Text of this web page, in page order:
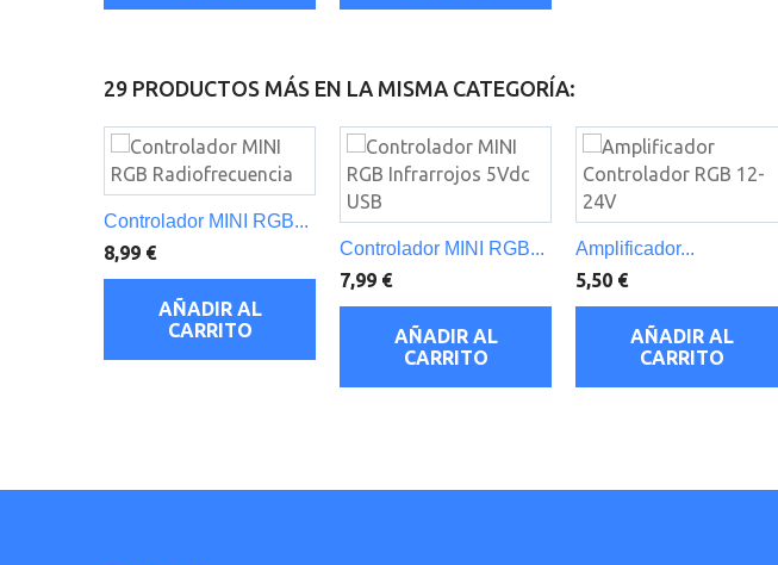
29 PRODUCTOS MÁS EN LA MISMA CATEGORÍA:
Controlador MINI RGB...
8,99 €
AÑADIR AL
CARRITO
Controlador MINI RGB...
7,99 €
AÑADIR AL
CARRITO
Amplificador...
5,50 €
AÑADIR AL
CARRITO